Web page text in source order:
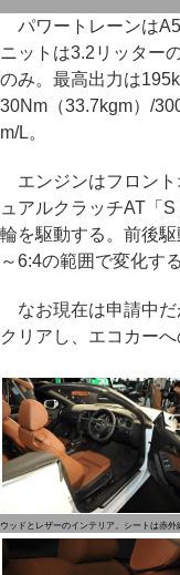
パワートレーンは
ニットは3.2リッター
のみ。最高出力は
30Nm（33.7kgm）/
m/L。
エンジンはフロント
ュアルクラッチAT「
輪を駆動する。前後
～6:4の範囲で変化する
なお現在は申請中だ
クリアし、エコカー
ウッドとレザーのインテリア。シートは赤外